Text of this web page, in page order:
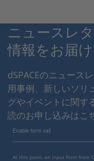
ニュースレ
情報をお届け
dSPACEのニュース
用事例、新しいソリ
グやイベントに関す
読のお申し込みはこ
Enable form call
At this point, an input form from